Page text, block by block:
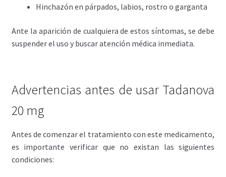
Hinchazón en párpados, labios, rostro o garganta
Ante la aparición de cualquiera de estos síntomas, se debe
suspender el uso y buscar atención médica inmediata.
Advertencias antes de usar Tadanova
20 mg
Antes de comenzar el tratamiento con este medicamento,
es importante verificar que no existan las siguientes
condiciones: